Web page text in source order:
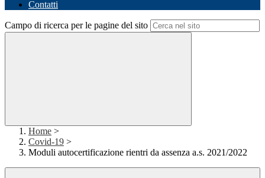
Contatti
Campo di ricerca per le pagine del sito
Home >
Covid-19 >
Moduli autocertificazione rientri da assenza a.s. 2021/2022